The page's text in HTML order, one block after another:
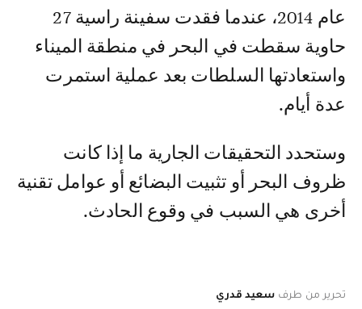
عام 2014، عندما فقدت سفينة راسية 27
حاوية سقطت في البحر في منطقة الميناء
واستعادتها السلطات بعد عملية استمرت
عدة أيام.
وستحدد التحقيقات الجارية ما إذا كانت
ظروف البحر أو تثبيت البضائع أو عوامل تقنية
أخرى هي السبب في وقوع الحادث.
تحرير من طرف سعيد قدري